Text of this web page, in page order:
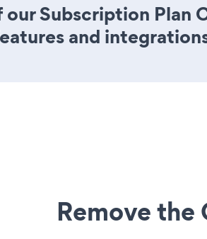
Subscription Plan
and
Remove the